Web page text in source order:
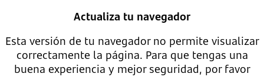
Actualiza tu navegador
Esta versión de tu navegador no permite visualizar
correctamente la página. Para que tengas una
buena experiencia y mejor seguridad, por favor